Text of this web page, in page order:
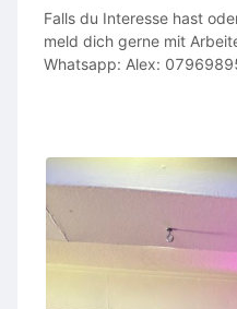
Falls du Interesse hast
meld dich gerne mit
Whatsapp: Alex: